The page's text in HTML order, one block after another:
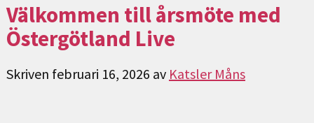
Välkommen till årsmöte med
Östergötland Live
Skriven februari 16, 2026 av Katsler Måns